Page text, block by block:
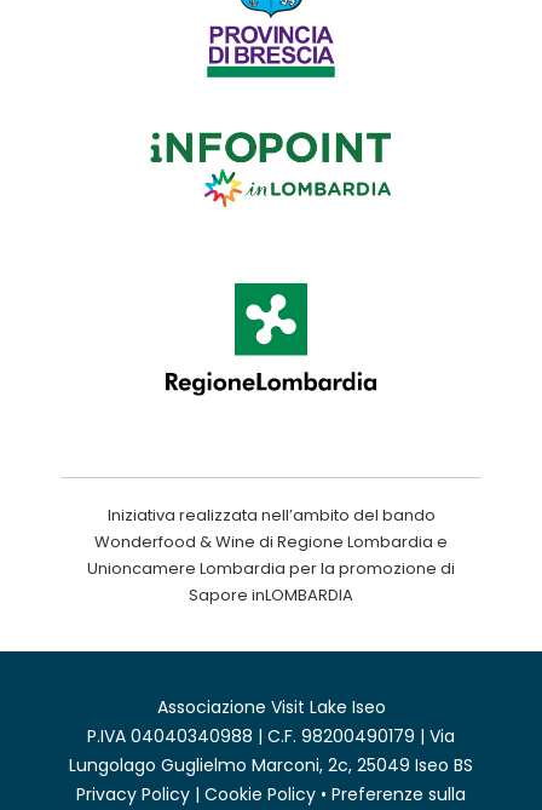
Iniziativa realizzata nell’ambito del bando
Wonderfood & Wine di Regione Lombardia e
Unioncamere Lombardia per la promozione di
Sapore inLOMBARDIA
Associazione Visit Lake Iseo
P.IVA 04040340988 | C.F. 98200490179 | Via
Lungolago Guglielmo Marconi, 2c, 25049 Iseo BS
Privacy Policy | Cookie Policy • Preferenze sulla